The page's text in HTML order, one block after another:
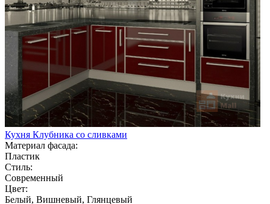
Кухня Клубника со сливками
Материал фасада:
Пластик
Стиль:
Современный
Цвет:
Белый, Вишневый, Глянцевый